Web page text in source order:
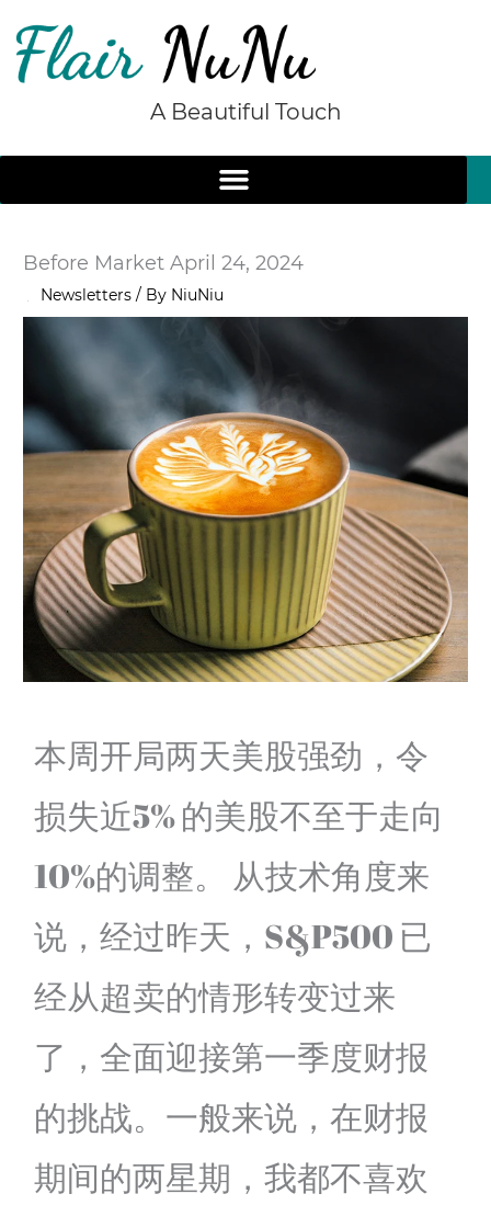
content
A Beautiful Touch
Before Market April 24, 2024
Newsletters / By NiuNiu
本周开局两天美股强劲，令
损失近5% 的美股不至于走向
10%的调整。 从技术角度来
说，经过昨天，S&P500 已
经从超卖的情形转变过来
了，全面迎接第一季度财报
的挑战。一般来说，在财报
期间的两星期，我都不喜欢